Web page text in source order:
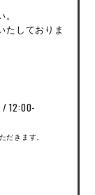
たしておりま
/ 12:00-
きます。